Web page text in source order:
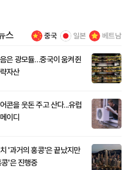
스 중국 일본 베트남
은 광모듈…중국이 움켜쥔
자산
콘을 웃돈 주고 산다...유럽
이디
'과거의 홍콩'은 끝났지만
'은 진행중